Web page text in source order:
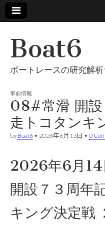
Boat6
ボートレースの研究解析
事前情報
08#常滑 開設
走トコタンキ
by Boat6 • 2026年6月13日 • 0
2026年6月
開設７３周年
キング決定戦